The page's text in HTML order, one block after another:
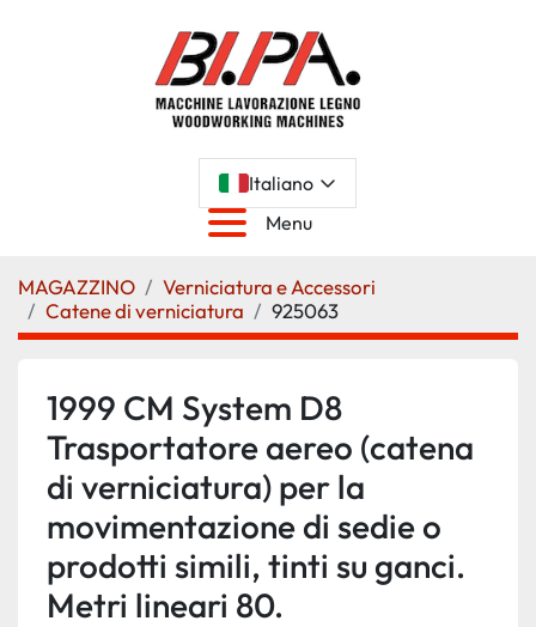
Italiano
Menu
MAGAZZINO
Verniciatura e Accessori
Catene di verniciatura
925063
1999 CM System D8
Trasportatore aereo (catena
di verniciatura) per la
movimentazione di sedie o
prodotti simili, tinti su ganci.
Metri lineari 80.